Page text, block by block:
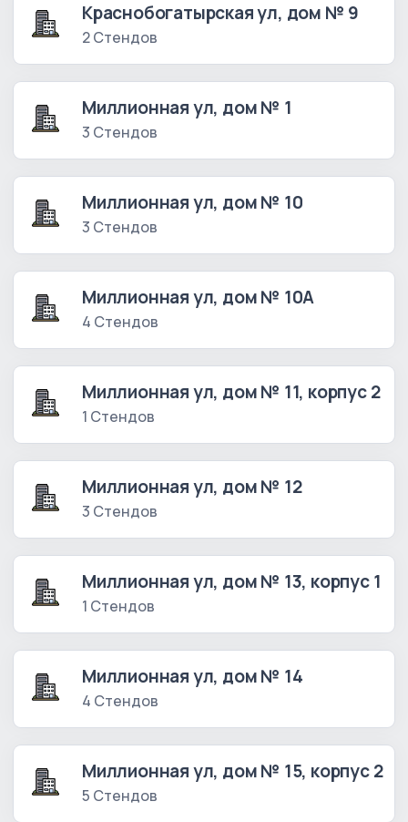
Краснобогатырская ул, дом № 9
2 Стендов
Миллионная ул, дом № 1
3 Стендов
Миллионная ул, дом № 10
3 Стендов
Миллионная ул, дом № 10А
4 Стендов
Миллионная ул, дом № 11, корпус 2
1 Стендов
Миллионная ул, дом № 12
3 Стендов
Миллионная ул, дом № 13, корпус 1
1 Стендов
Миллионная ул, дом № 14
4 Стендов
Миллионная ул, дом № 15, корпус 2
5 Стендов